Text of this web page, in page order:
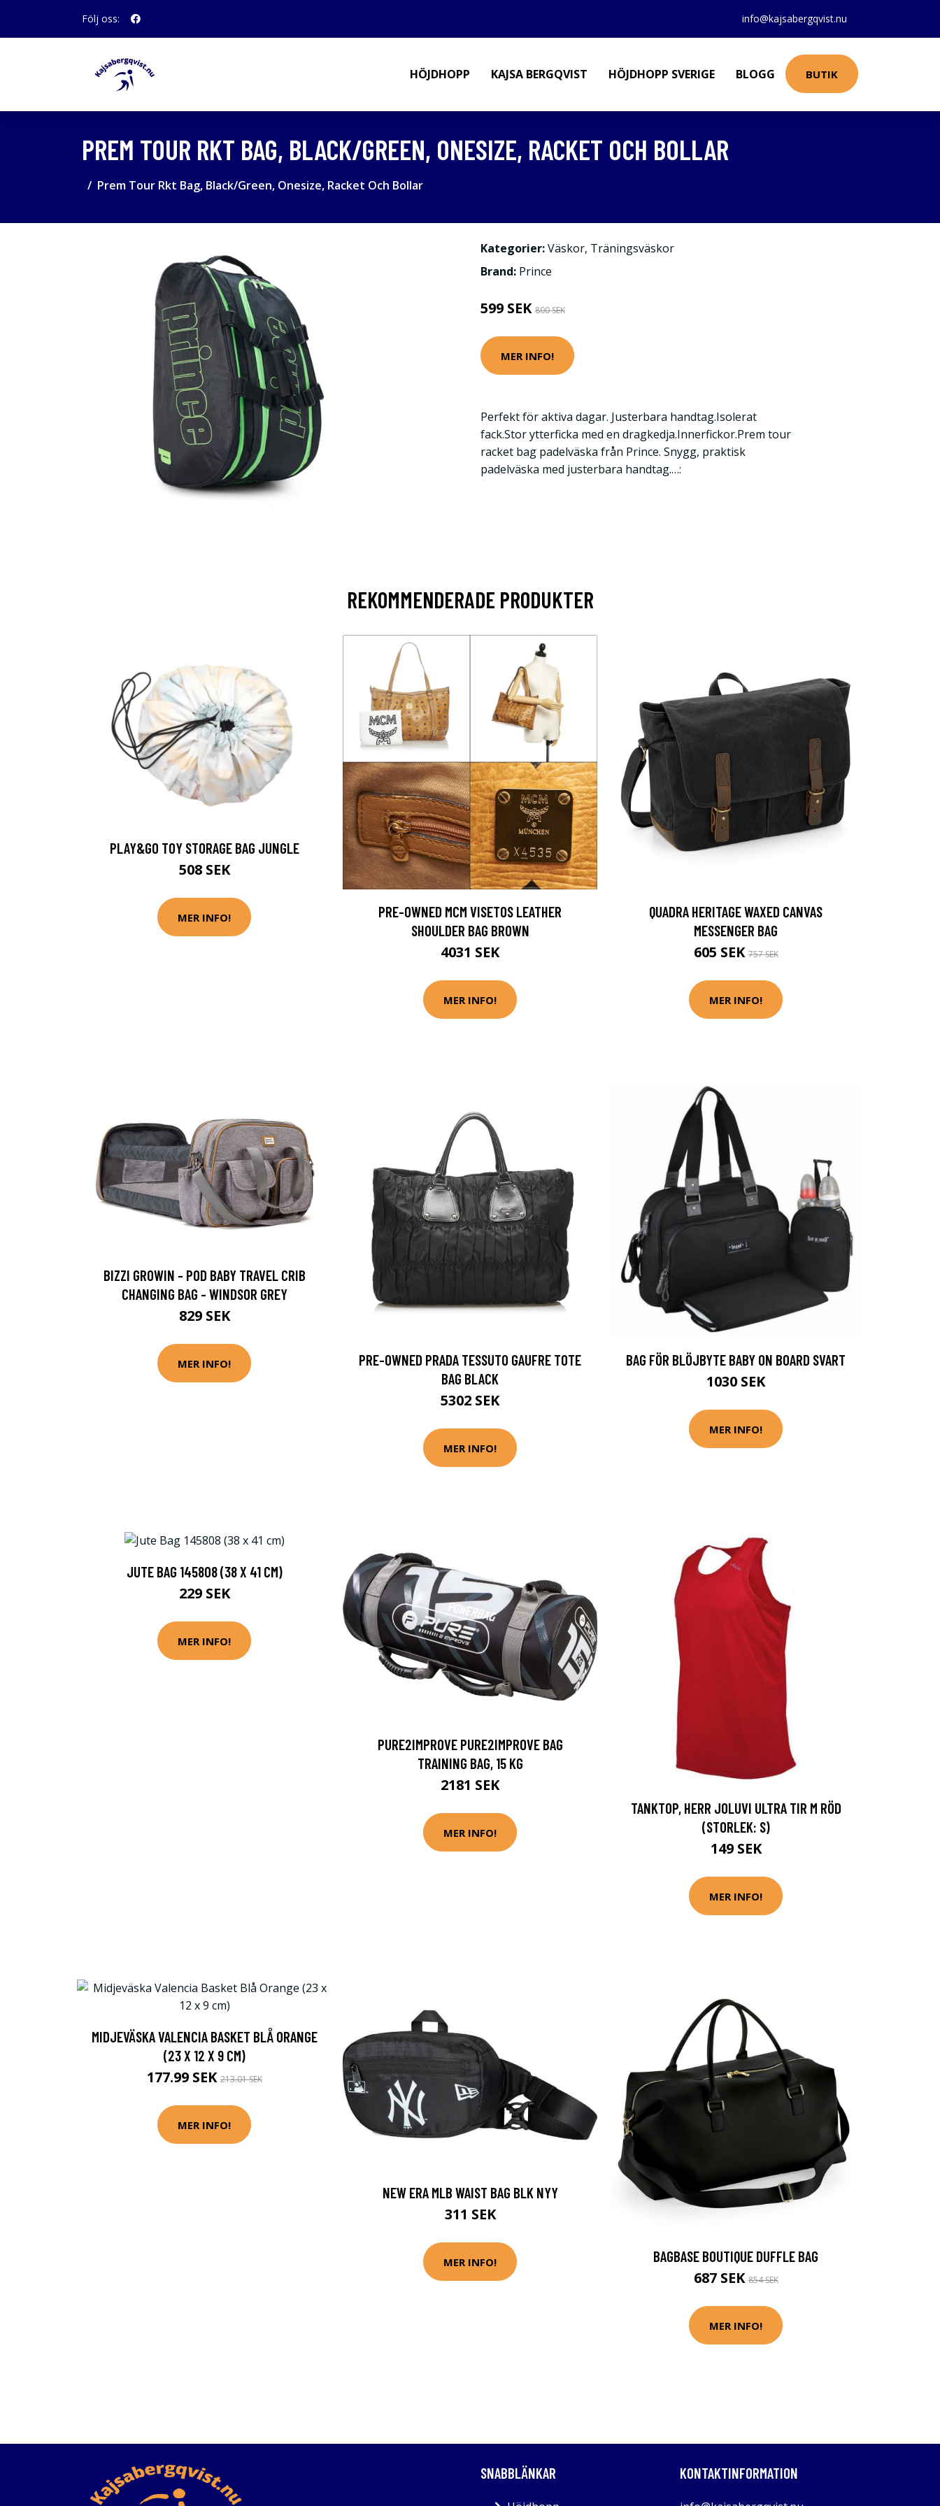
Följ oss: info@kajsabergqvist.nu
HÖJDHOPP KAJSA BERGQVIST HÖJDHOPP SVERIGE BLOGG BUTIK
PREM TOUR RKT BAG, BLACK/GREEN, ONESIZE, RACKET OCH BOLLAR
Prem Tour Rkt Bag, Black/Green, Onesize, Racket Och Bollar
Kategorier:Väskor, Träningsväskor
Brand: Prince
599 SEK 800 SEK
MER INFO!
Perfekt för aktiva dagar. Justerbara handtag.Isolerat
fack.Stor ytterficka med en dragkedja.Innerfickor.Prem tour
racket bag padelväska från Prince. Snygg, praktisk
padelväska med justerbara handtag.…:
REKOMMENDERADE PRODUKTER
PLAY&GO TOY STORAGE BAG JUNGLE
508 SEK
MER INFO!
PRE-OWNED MCM VISETOS LEATHER
SHOULDER BAG BROWN
4031 SEK
MER INFO!
QUADRA HERITAGE WAXED CANVAS
MESSENGER BAG
605 SEK757 SEK
MER INFO!
BIZZI GROWIN - POD BABY TRAVEL CRIB
CHANGING BAG - WINDSOR GREY
829 SEK
MER INFO!
PRE-OWNED PRADA TESSUTO GAUFRE TOTE
BAG BLACK
5302 SEK
MER INFO!
BAG FÖR BLÖJBYTE BABY ON BOARD SVART
1030 SEK
MER INFO!
JUTE BAG 145808 (38 X 41 CM)
229 SEK
MER INFO!
PURE2IMPROVE PURE2IMPROVE BAG
TRAINING BAG, 15 KG
2181 SEK
MER INFO!
TANKTOP, HERR JOLUVI ULTRA TIR M RÖD
(STORLEK: S)
149 SEK
MER INFO!
MIDJEVÄSKA VALENCIA BASKET BLÅ ORANGE
(23 X 12 X 9 CM)
177.99 SEK213.01 SEK
MER INFO!
NEW ERA MLB WAIST BAG BLK NYY
311 SEK
MER INFO! BAGBASE BOUTIQUE DUFFLE BAG
687 SEK854 SEK
MER INFO!
SNABBLÄNKAR KONTAKTINFORMATION